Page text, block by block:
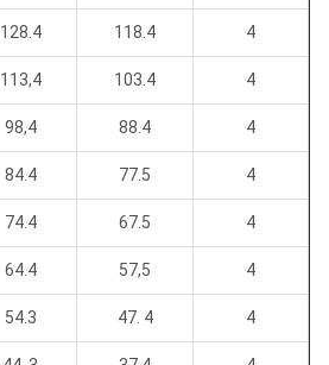
128.4 118.4 4
113,4 103.4 4
98,4 88.4 4
84.4 77.5 4
74.4 67.5 4
64.4 57,5 4
54.3 47. 4 4